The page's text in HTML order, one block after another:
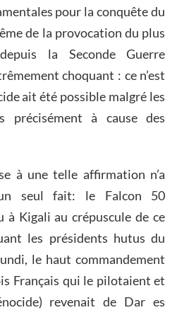
pour la conquête du
de la provocation du plus
la Seconde Guerre
choquant : ce n’est
ait été possible malgré les
précisément à cause des
à une telle affirmation n’a
un seul fait: le Falcon 50
à Kigali au crépuscule de ce
les présidents hutus du
le haut commandement
Français qui le pilotaient et
revenait de Dar es